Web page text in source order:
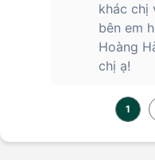
khác chị
bên em
Hoàng
chị ạ!
1